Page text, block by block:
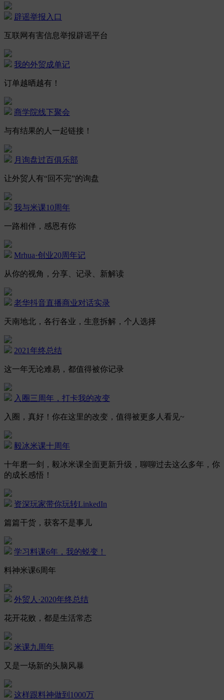
辟谣举报入口
互联网有害信息举报辟谣平台
我的外贸成单记
订单越晒越有！
商学院线下聚会
与有结果的人一起链接！
月询盘过百俱乐部
让外贸人有“回不完”的询盘
我与米课10周年
一路相伴，感恩有你
Mrhua·创业20周年记
从你的视角，分享、记录、新解读
老华抖音直播商业对话实录
天南地北，各行各业，生意拆解，个人选择
2021年终总结
这一年无论难易，都值得被你记录
入圈三周年，打卡我的改变
入圈，真好！你在这里的改变，值得被更多人看见~
毅冰米课十周年
十年磨一剑，毅冰米课全面更新升级，聊聊过去这么多年，你
的成长感悟！
资深玩家带你玩转LinkedIn
篇篇干货，获客不是事儿
学习料课6年，我的蜕变！
料神米课6周年
外贸人·2020年终总结
花开花败，都是生活常态
米课九周年
又是一场新的头脑风暴
这样跟料神做到1000万